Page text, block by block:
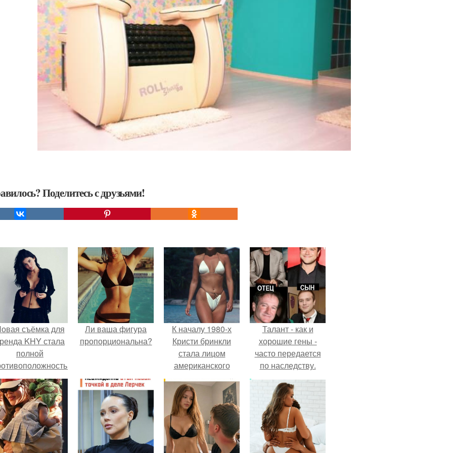
Поделитесь с друзьями!
съёмка для
KHY стала
полной
с которым
кайли
годы.
Ли ваша фигура
пропорциональна?
К началу 1980-х
Кристи бринкли
стала лицом
американского
главным
воплощением
естественной
привлекательности.
Талант - как и
хорошие гены -
часто передается
по наследству.